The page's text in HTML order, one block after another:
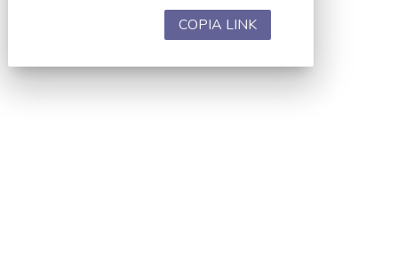
COPIA LINK